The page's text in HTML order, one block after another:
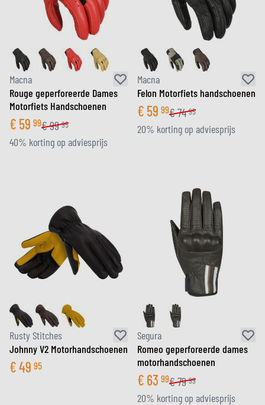
Macna
Rouge geperforeerde Dames
Motorfiets Handschoenen
€ 59 99€99 95
40% korting op adviesprijs
Macna
Felon Motorfiets handschoenen
€ 59 99€74 95
20% korting op adviesprijs
Rusty Stitches
Johnny V2 Motorhandschoenen
€49 95
Segura
Romeo geperforeerde dames
motorhandschoenen
€ 63 99€79 99
20% korting op adviesprijs